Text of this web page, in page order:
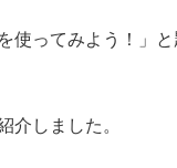
ってみよう！」と
しました。